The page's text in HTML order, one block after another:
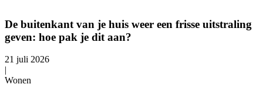
De buitenkant van je huis weer een frisse uitstraling
geven: hoe pak je dit aan?
21 juli 2026
|
Wonen